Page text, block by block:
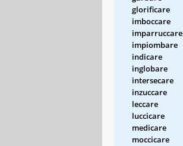
glorificare
imboccare
imparruccare
impiombare
indicare
inglobare
intersecare
inzuccare
leccare
luccicare
medicare
moccicare